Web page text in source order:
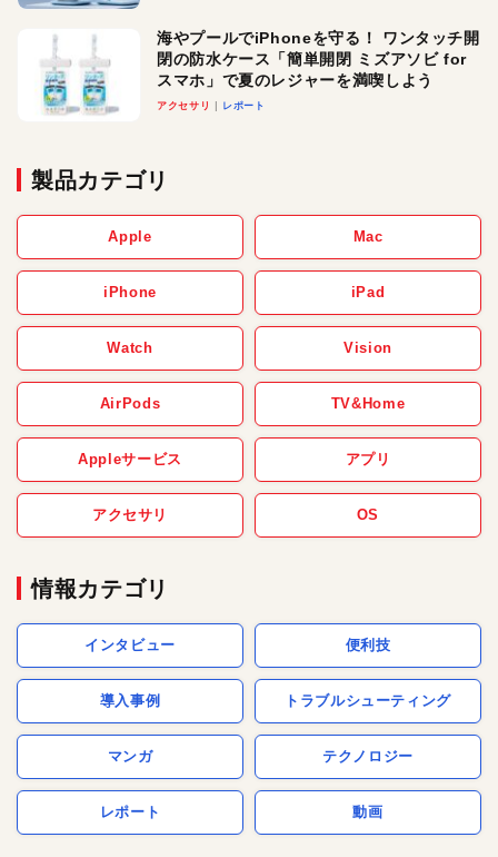
海やプールでiPhoneを守る！ ワンタッチ開
閉の防水ケース「簡単開閉 ミズアソビ for
スマホ」で夏のレジャーを満喫しよう
アクセサリ レポート
製品カテゴリ
Apple Mac
iPhone iPad
Watch Vision
AirPods TV&Home
Appleサービス アプリ
アクセサリ OS
情報カテゴリ
インタビュー 便利技
導入事例 トラブルシューティング
マンガ テクノロジー
レポート 動画